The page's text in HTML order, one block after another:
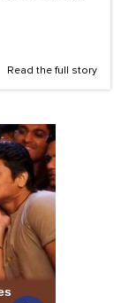
Read the full story